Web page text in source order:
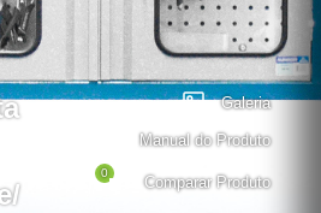
Galeria
Manual do Produto
0 Comparar Produto